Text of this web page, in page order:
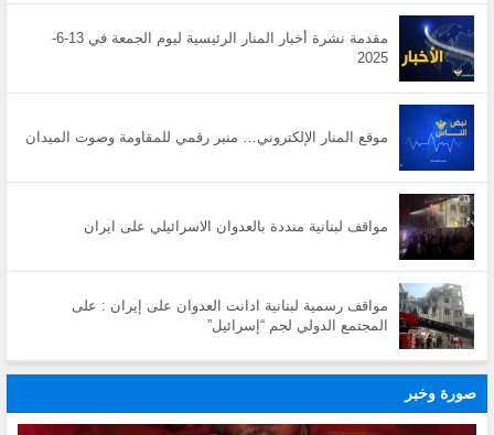
مقدمة نشرة أخبار المنار الرئيسية ليوم الجمعة في 13-6-
2025
موقع المنار الإلكتروني… منبر رقمي للمقاومة وصوت الميدان
مواقف لبنانية منددة بالعدوان الاسرائيلي على ايران
مواقف رسمية لبنانية ادانت العدوان على إيران : على
المجتمع الدولي لجم “إسرائيل”
صورة وخبر